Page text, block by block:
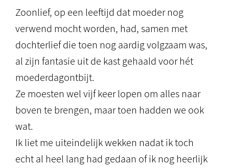
Zoonlief, op een leeftijd dat moeder nog
verwend mocht worden, had, samen met
dochterlief die toen nog aardig volgzaam was,
al zijn fantasie uit de kast gehaald voor hét
moederdagontbijt.
Ze moesten wel vijf keer lopen om alles naar
boven te brengen, maar toen hadden we ook
wat.
Ik liet me uiteindelijk wekken nadat ik toch
echt al heel lang had gedaan of ik nog heerlijk